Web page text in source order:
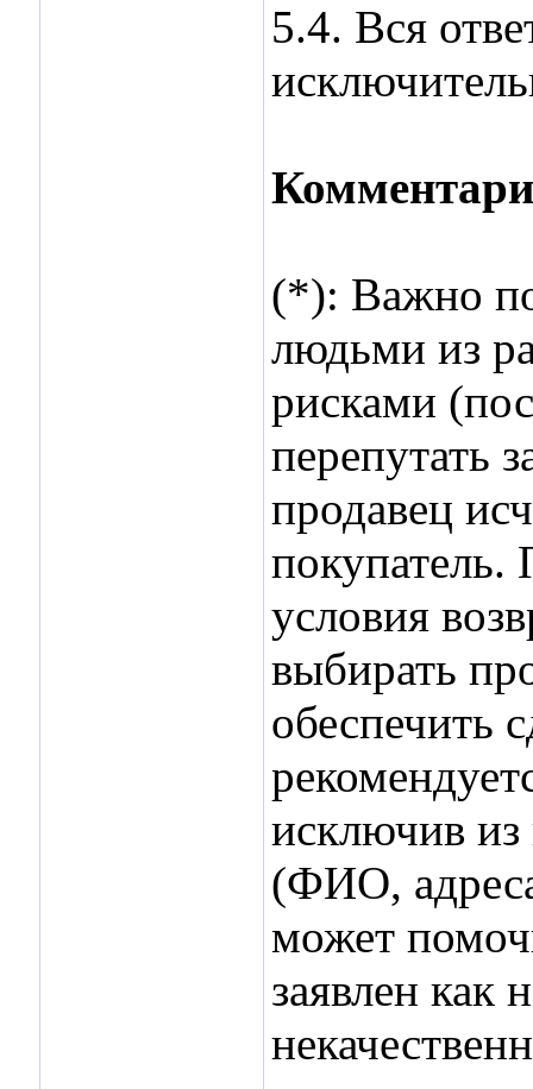
5.4. Вся
(*): Важно
людьми из
рисками
перепутать
продавец
покупатель.
условия
выбирать
обеспечить
исключив
(ФИО,
может
заявлен как